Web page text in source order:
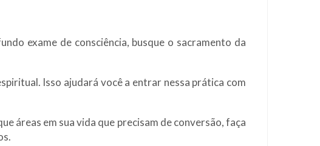
exame de consciência, busque o sacramento da
Isso ajudará você a entrar nessa prática com
áreas em sua vida que precisam de conversão, faça